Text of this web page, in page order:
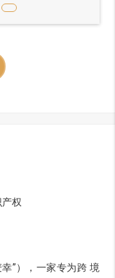
权
”），一家专为跨 境